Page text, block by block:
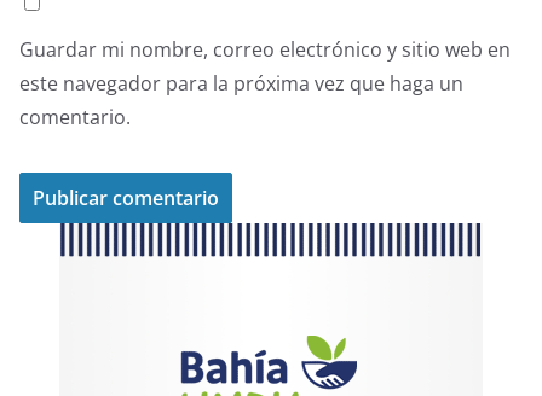
Guardar mi nombre, correo electrónico y sitio web en
este navegador para la próxima vez que haga un
comentario.